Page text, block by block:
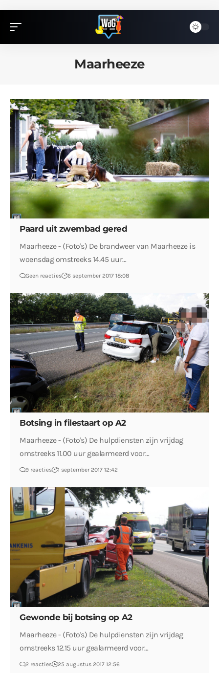
Maarheeze
Paard uit zwembad gered
Maarheeze - (Foto's) De brandweer van Maarheeze is
woensdag omstreeks 14.45 uur…
Geen reacties 6 september 2017 18:08
Botsing in filestaart op A2
Maarheeze - (Foto's) De hulpdiensten zijn vrijdag
omstreeks 11.00 uur gealarmeerd voor…
9 reacties 1 september 2017 12:42
Gewonde bij botsing op A2
Maarheeze - (Foto's) De hulpdiensten zijn vrijdag
omstreeks 12.15 uur gealarmeerd voor…
2 reacties 25 augustus 2017 12:56